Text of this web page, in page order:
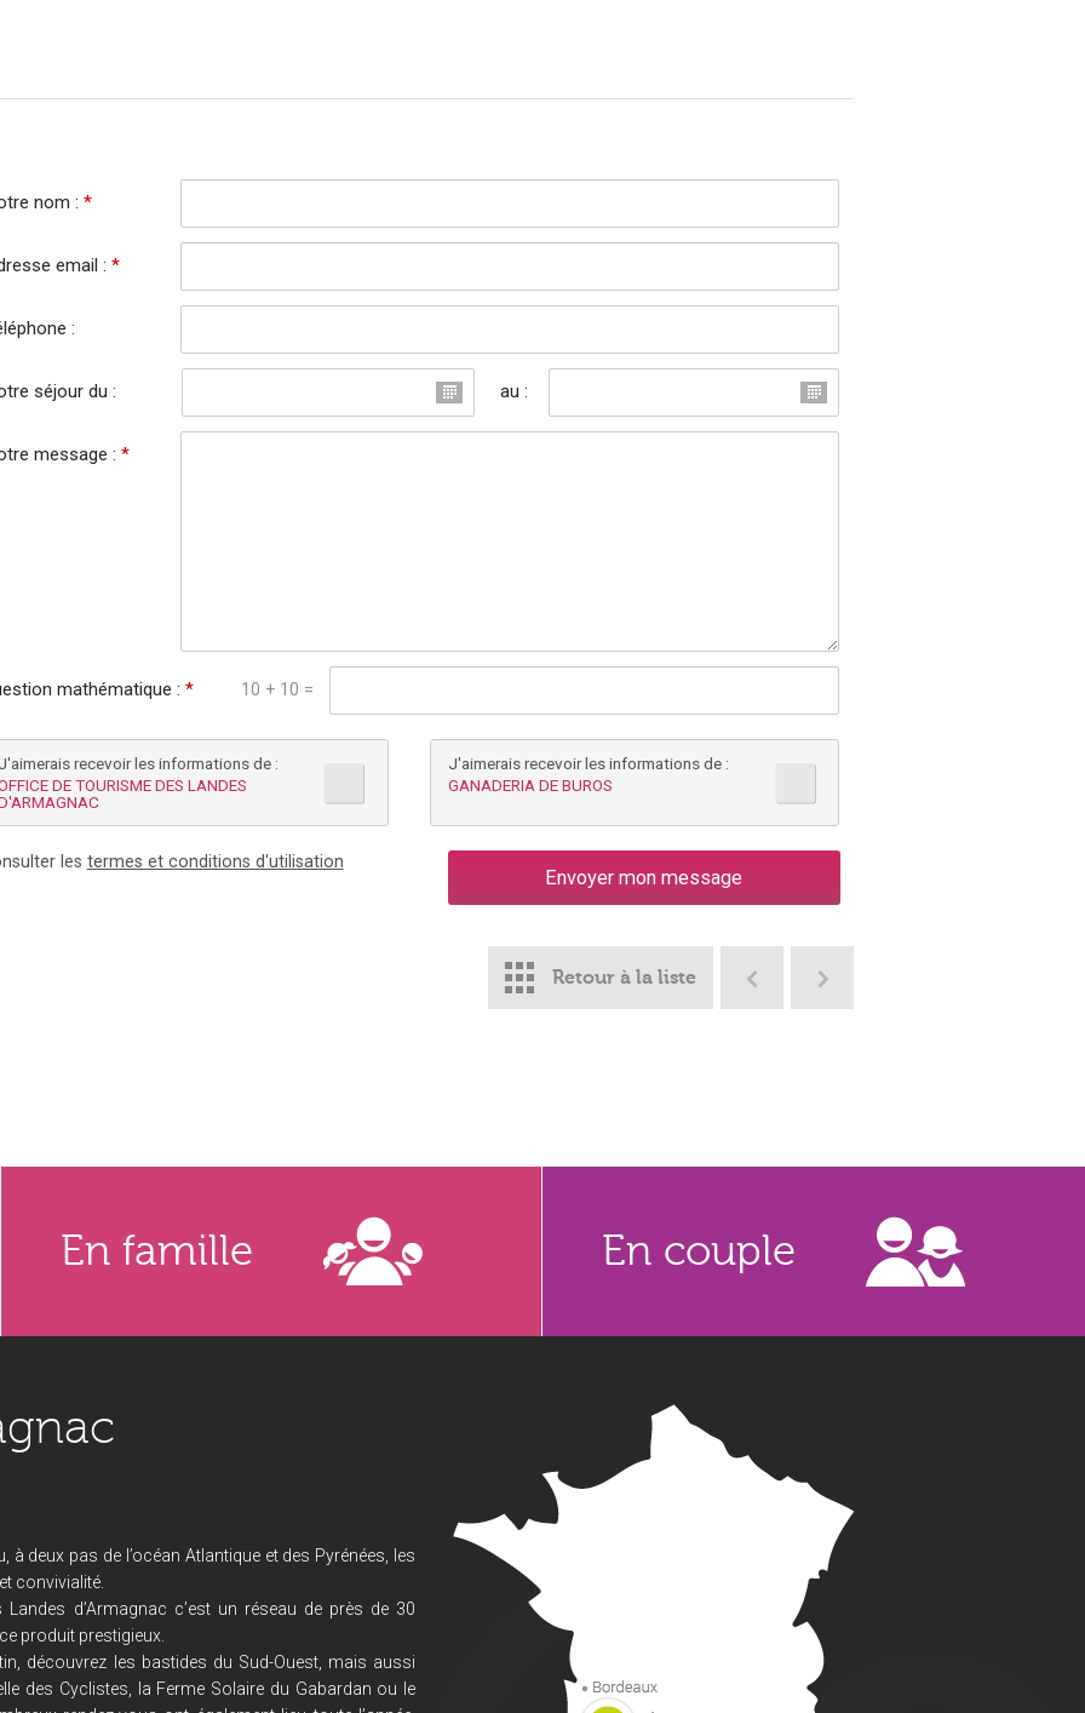
nom :*
email :*
:
séjour du : au :
message :*
mathématique : * 10 + 10 =
recevoir les informations de :
DE TOURISME DES LANDES
J'aimerais recevoir les informations de :
GANADERIA DE BUROS
les termes et conditions d'utilisation
Retour à la liste
En famille En couple
à deux pas de l’océan Atlantique et des Pyrénées, les
convivialité.
d’Armagnac c’est un réseau de près de 30
produit prestigieux.
découvrez les bastides du Sud-Ouest, mais aussi
des Cyclistes, la Ferme Solaire du Gabardan ou le